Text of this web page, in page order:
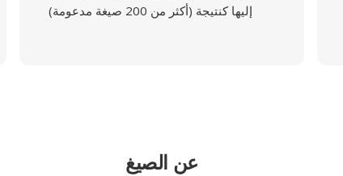
إليها كنتيجة (أكثر من 200 صيغة مدعومة)
عن الصيغ